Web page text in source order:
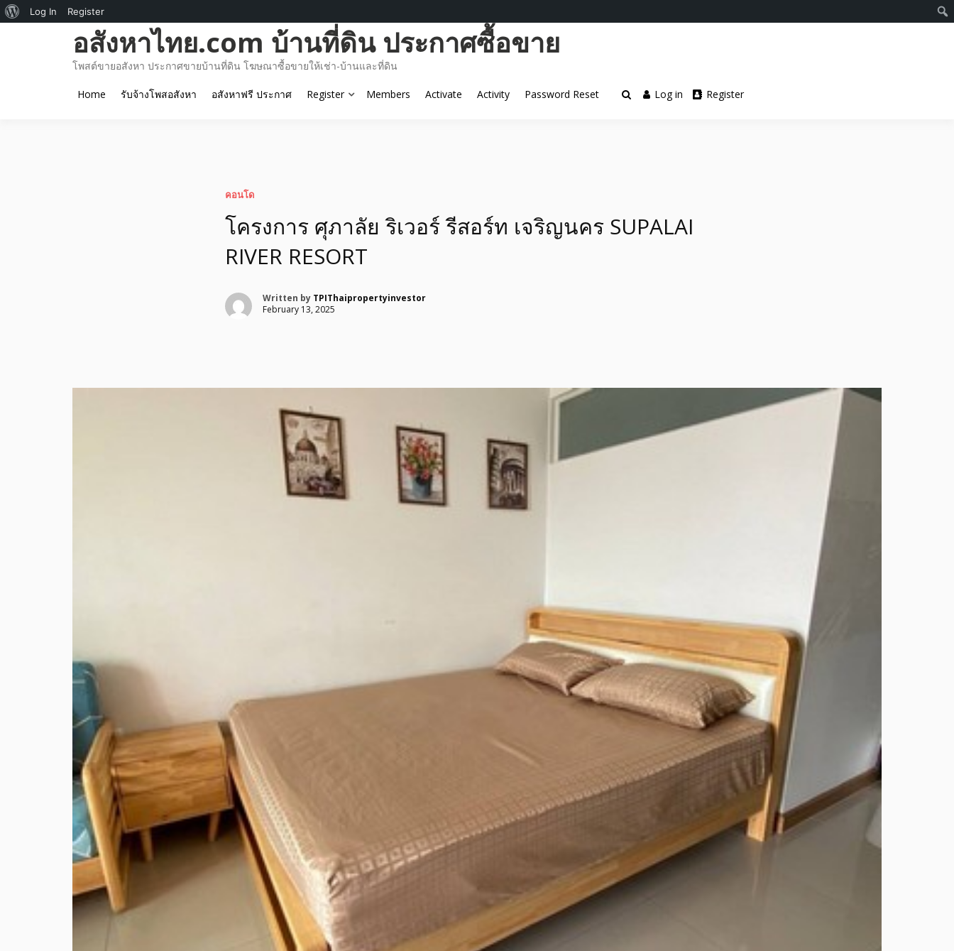
อสังหาไทย.com บ้านที่ดิน ประกาศซื้อขาย
โพสต์ขายอสังหา ประกาศขายบ้านที่ดิน โฆษณาซื้อขายให้เช่า-บ้านและที่ดิน
Home รับจ้างโพสอสังหา อสังหาฟรี ประกาศ Register Members Activate Activity Password Reset Log in Register
คอนโด
โครงการ ศุภาลัย ริเวอร์ รีสอร์ท เจริญนคร SUPALAI
RIVER RESORT
Written by TPIThaipropertyinvestor
February 13, 2025
About
Log In Register